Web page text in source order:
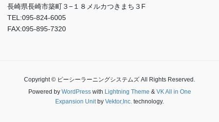
長崎県長崎市築町３−１８メルカつきまち３F
TEL:095-824-6005
FAX:095-895-7320
Copyright © ピーシーラーニングシステムズ All Rights Reserved.
Powered by WordPresswith Lightning Theme & VK All in One
Expansion Unitby Vektor,Inc. technology.